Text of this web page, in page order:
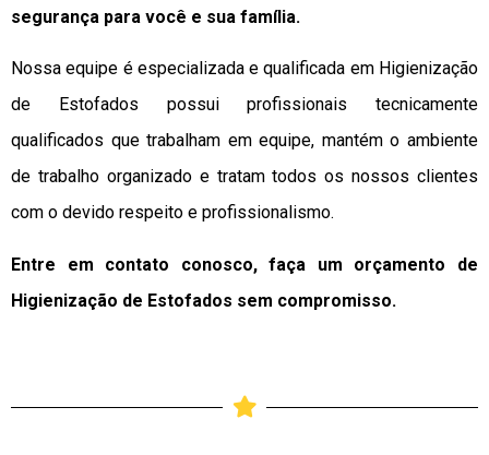
segurança para você e sua família.
Nossa equipe é especializada e qualificada em Higienização
de Estofados possui profissionais tecnicamente
qualificados que trabalham em equipe, mantém o ambiente
de trabalho organizado e tratam todos os nossos clientes
com o devido respeito e profissionalismo.
Entre em contato conosco, faça um orçamento de
Higienização de Estofados sem compromisso.